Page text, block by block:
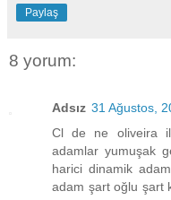
Paylaş
8 yorum:
Adsız 31 Ağustos,
Cl de ne oliveira
adamlar yumuşak
harici dinamik
adam şart oğlu şart